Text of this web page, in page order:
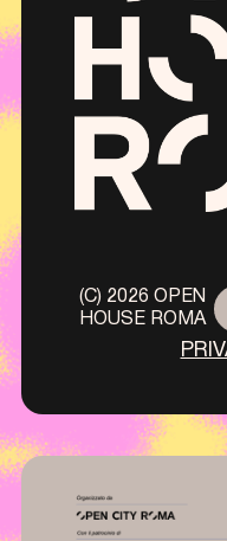
(C) 2026 OPEN
HOUSE ROMA